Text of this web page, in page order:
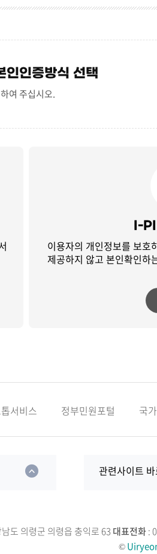
인인증방식 선택
여 주십시오.
I-
이용자의 개인정보를 보호
제공하지 않고 본인확인하
서비스 정부민원포털 국
관련사이트
도 의령군 의령읍 충익로 63 대표전화:
©